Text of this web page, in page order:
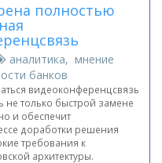
полностью
аналитика, мнение
банков
видеоконференцсвязь
не только быстрой замене
и обеспечит
доработки решения
требования к
архитектуры.